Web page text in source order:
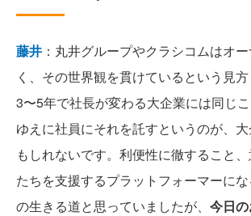
藤井 ：丸井グループやクラシコムはオ
く、その世界観を貫けているという見方
3〜5年で社長が変わる大企業には同じこ
ゆえに社員にそれを託すというのが、
もしれないです。利便性に徹すること
たちを支援するプラットフォーマーに
の生きる道と思っていましたが、 今日